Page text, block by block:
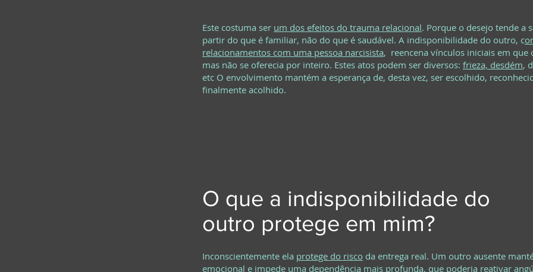
Este costuma ser um dos efeitos do trauma relacional. Porque o desejo tende a
partir do que é familiar, não do que é saudável. A indisponibilidade do outro, c
relacionamentos com uma pessoa narcisista, reencena vínculos iniciais em que
mas não se oferecia por inteiro. Estes atos podem ser diversos: frieza, desdém,
etc O envolvimento mantém a esperança de, desta vez, ser escolhido,
finalmente acolhido.
O que a indisponibilidade do
outro protege em mim?
Inconscientemente ela protege do risco da entrega real. Um outro ausente
emocional e impede uma dependência mais profunda, que poderia reativar